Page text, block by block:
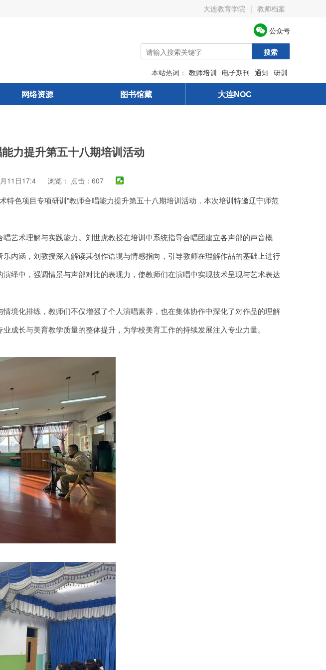
大连教育学院 | 教师档案
公众号
搜索
本站热词： 教师培训 电子期刊 通知 研训
网络资源 图书馆藏 大连NOC
力提升第五十八期培训活动
11日17:4 浏览： 点击：607
色项目专项研训”教师合唱能力提升第五十八期培训活动，本次培训特邀辽宁师范
术理解与实践能力。刘世虎教授在培训中系统指导合唱团建立各声部的声音概
内涵，刘教授深入解读其创作语境与情感指向，引导教师在理解作品的基础上进行
绎中，强调情景与声部对比的表现力，使教师们在演唱中实现技术呈现与艺术表达
化排练，教师们不仅增强了个人演唱素养，也在集体协作中深化了对作品的理解
成长与美育教学质量的整体提升，为学校美育工作的持续发展注入专业力量。